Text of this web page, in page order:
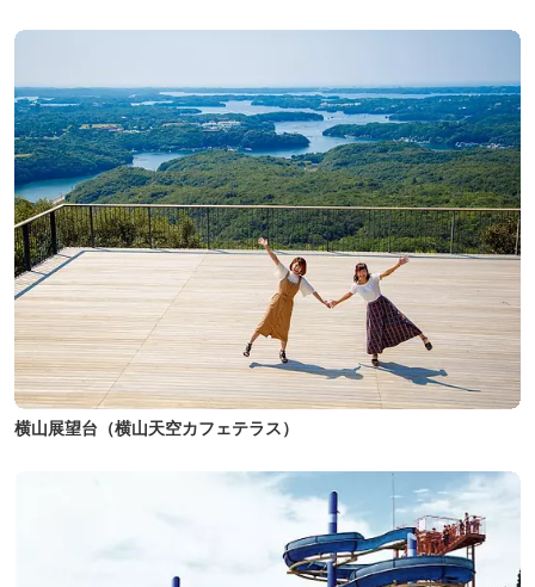
横山展望台（横山天空カフェテラス）